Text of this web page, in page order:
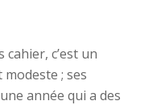
c’est un
; ses
année qui a des